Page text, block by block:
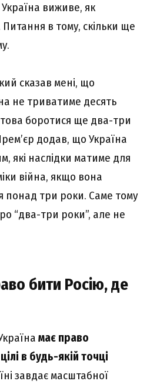
виживе, як
в тому, скільки ще
сказав мені, що
не триватиме десять
боротися ще два-три
додав, що Україна
які наслідки матиме для
війна, якщо вона
понад три роки. Саме тому
“два-три роки”, але не
бити Росію, де
має право
в будь-якій точці
завдає масштабної